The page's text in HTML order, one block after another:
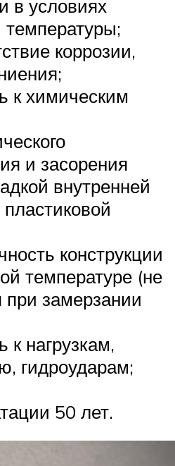
в условиях
коррозии,
к химическим
и засорения
внутренней
конструкции
температуре (не
при замерзании
к нагрузкам,
гидроударам;
50 лет.